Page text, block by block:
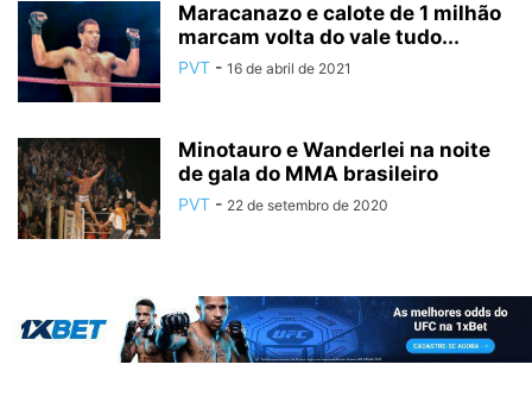
Maracanazo e calote de 1 milhão
marcam volta do vale tudo...
PVT - 16 de abril de 2021
Minotauro e Wanderlei na noite
de gala do MMA brasileiro
PVT - 22 de setembro de 2020